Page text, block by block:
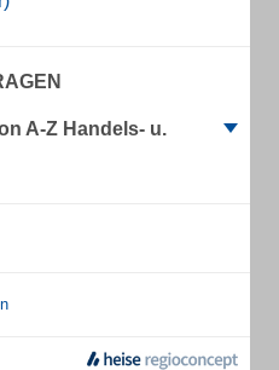
A-Z Handels- u.